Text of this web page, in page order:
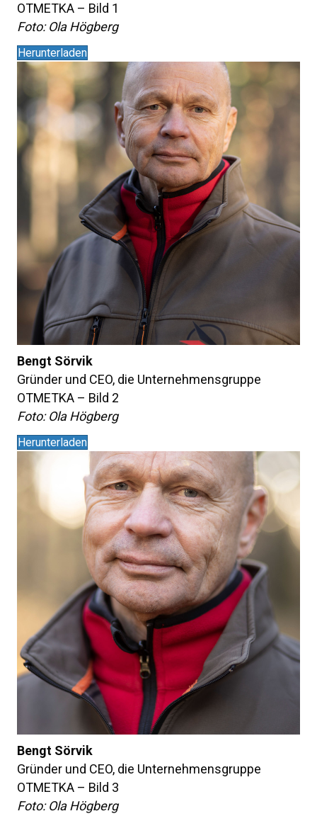
OTMETKA – Bild 1
Foto: Ola Högberg
Herunterladen
Bengt Sörvik
Gründer und CEO, die Unternehmensgruppe
OTMETKA – Bild 2
Foto: Ola Högberg
Herunterladen
Bengt Sörvik
Gründer und CEO, die Unternehmensgruppe
OTMETKA – Bild 3
Foto: Ola Högberg